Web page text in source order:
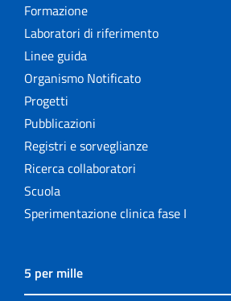
Formazione
Laboratori di riferimento
Linee guida
Organismo Notificato
Progetti
Pubblicazioni
Registri e sorveglianze
Ricerca collaboratori
Scuola
Sperimentazione clinica fase I
5 per mille